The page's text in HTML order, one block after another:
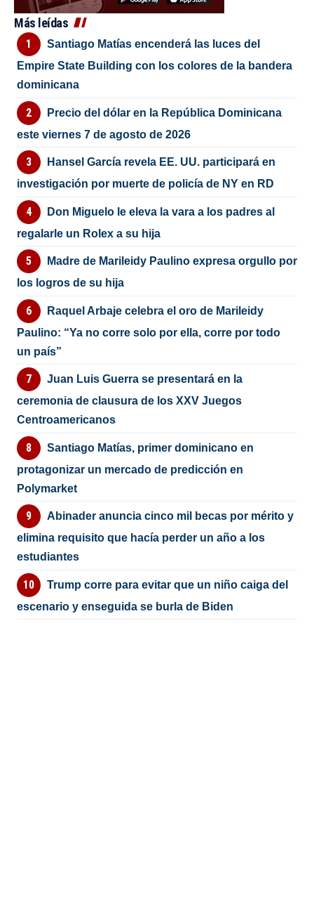
Más leídas
Santiago Matías encenderá las luces del
Empire State Building con los colores de la bandera
dominicana
Precio del dólar en la República Dominicana
este viernes 7 de agosto de 2026
Hansel García revela EE. UU. participará en
investigación por muerte de policía de NY en RD
Don Miguelo le eleva la vara a los padres al
regalarle un Rolex a su hija
Madre de Marileidy Paulino expresa orgullo por
los logros de su hija
Raquel Arbaje celebra el oro de Marileidy
Paulino: “Ya no corre solo por ella, corre por todo
un país”
Juan Luis Guerra se presentará en la
ceremonia de clausura de los XXV Juegos
Centroamericanos
Santiago Matías, primer dominicano en
protagonizar un mercado de predicción en
Polymarket
Abinader anuncia cinco mil becas por mérito y
elimina requisito que hacía perder un año a los
estudiantes
Trump corre para evitar que un niño caiga del
escenario y enseguida se burla de Biden